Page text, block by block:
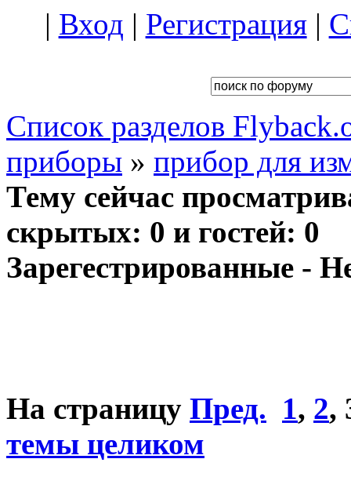
| Вход | Регистрация|
Список разделов
приборы » прибор для
Тему сейчас
скрытых: 0 и гостей: 0
Зарегестрированные -
На страницу Пред. 1, 2,
темы целиком